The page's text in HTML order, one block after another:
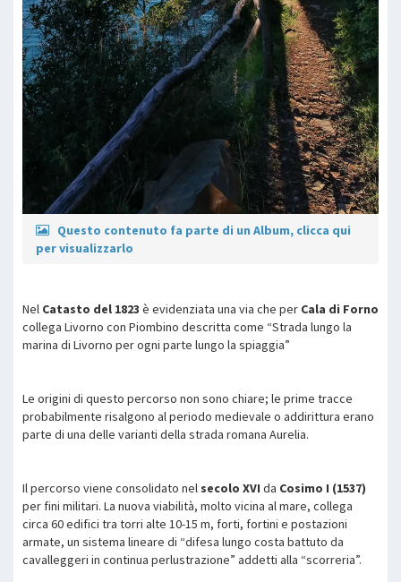
Questo contenuto fa parte di un Album, clicca qui
per visualizzarlo
Nel Catasto del 1823 è evidenziata una via che per Cala di Forno
collega Livorno con Piombino descritta come “Strada lungo la
marina di Livorno per ogni parte lungo la spiaggia”
Le origini di questo percorso non sono chiare; le prime tracce
probabilmente risalgono al periodo medievale o addirittura erano
parte di una delle varianti della strada romana Aurelia.
Il percorso viene consolidato nel secolo XVI da Cosimo I (1537)
per fini militari. La nuova viabilità, molto vicina al mare, collega
circa 60 edifici tra torri alte 10-15 m, forti, fortini e postazioni
armate, un sistema lineare di “difesa lungo costa battuto da
cavalleggeri in continua perlustrazione” addetti alla “scorreria”.